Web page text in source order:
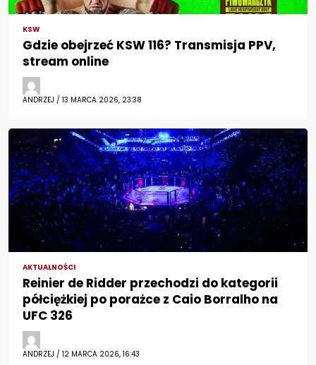
KSW
Gdzie obejrzeć KSW 116? Transmisja PPV,
stream online
ANDRZEJ / 13 MARCA 2026, 23:38
AKTUALNOŚCI
Reinier de Ridder przechodzi do kategorii
półciężkiej po porażce z Caio Borralho na
UFC 326
ANDRZEJ / 12 MARCA 2026, 16:43